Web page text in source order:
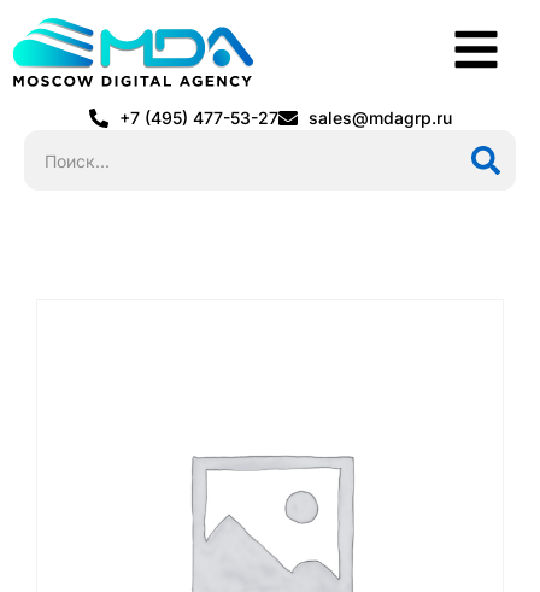
+7 (495) 477-53-27 sales@mdagrp.ru